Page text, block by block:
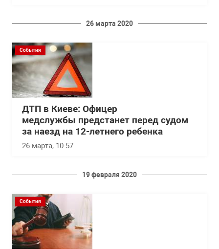
26 марта 2020
События
ДТП в Киеве: Офицер
медслужбы предстанет перед судом
за наезд на 12-летнего ребенка
26 марта, 10:57
19 февраля 2020
События